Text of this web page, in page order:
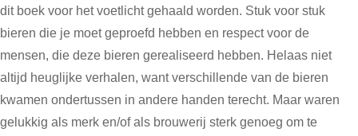
dit boek voor het voetlicht gehaald worden. Stuk voor stuk
bieren die je moet geproefd hebben en respect voor de
mensen, die deze bieren gerealiseerd hebben. Helaas niet
altijd heuglijke verhalen, want verschillende van de bieren
kwamen ondertussen in andere handen terecht. Maar waren
gelukkig als merk en/of als brouwerij sterk genoeg om te